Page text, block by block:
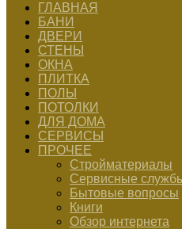
ГЛАВНАЯ
БАНИ
ДВЕРИ
СТЕНЫ
ОКНА
ПЛИТКА
ПОЛЫ
ПОТОЛКИ
ДЛЯ ДОМА
СЕРВИСЫ
ПРОЧЕЕ
Стройматериалы
Сервисные
Бытовые вопросы
Книги
Обзор интернета